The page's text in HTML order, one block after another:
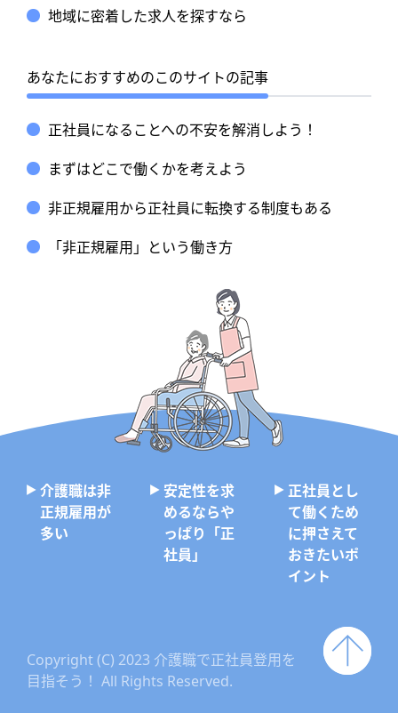
地域に密着した求人を探すなら
あなたにおすすめのこのサイトの記事
正社員になることへの不安を解消しよう！
まずはどこで働くかを考えよう
非正規雇用から正社員に転換する制度もある
「非正規雇用」という働き方
介護職は非
正規雇用が
多い
安定性を求
めるならや
っぱり「正
社員」
正社員とし
て働くため
に押さえて
おきたいポ
イント
Copyright (C) 2023 介護職で正社員登用を
目指そう！ All Rights Reserved.